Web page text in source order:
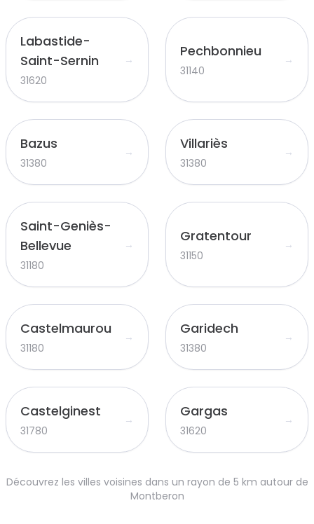
Labastide-
Saint-Sernin
31620
→ Pechbonnieu
31140
→
Bazus
31380
→ Villariès
31380
→
Saint-Geniès-
Bellevue
31180
→ Gratentour
31150
→
Castelmaurou
31180
→ Garidech
31380
→
Castelginest
31780
→ Gargas
31620
→
Découvrez les villes voisines dans un rayon de 5 km autour de
Montberon